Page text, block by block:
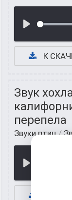
К
Звук
перепела
Звуки птиц/
К